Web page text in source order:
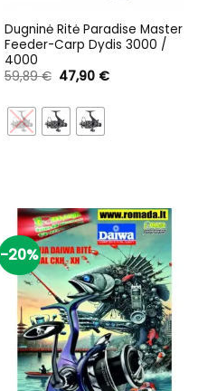
Dugninė Ritė Paradise Master
Feeder-Carp Dydis 3000 /
4000
59,89€ Original
price
59,89 €.
47,90 €Current
-20%